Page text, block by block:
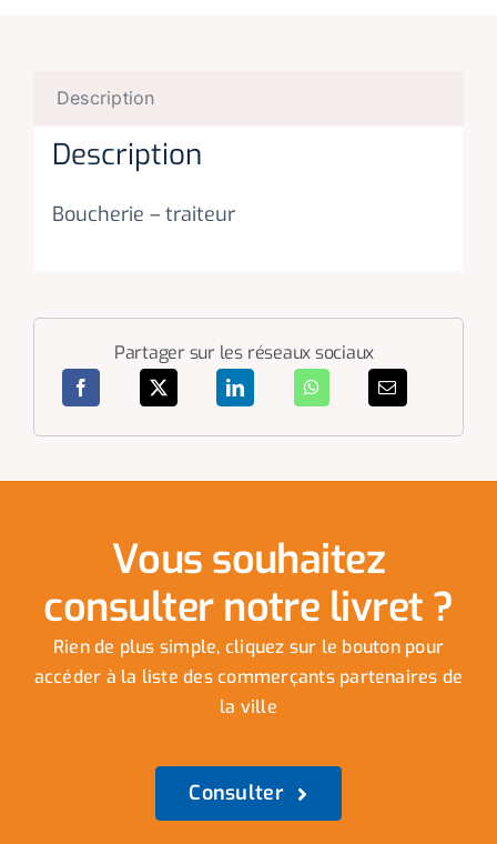
Description
Description
Boucherie – traiteur
Partager sur les réseaux sociaux
Vous souhaitez
consulter notre livret ?
Rien de plus simple, cliquez sur le bouton pour
accéder à la liste des commerçants partenaires de
la ville
Consulter